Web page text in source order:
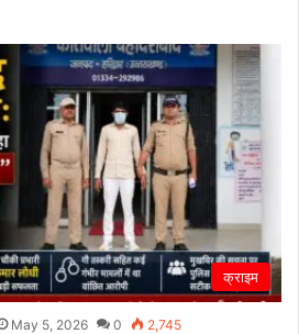
क्राइम
May 5, 2026 0 2,745